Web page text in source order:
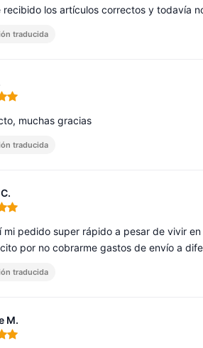
recibido los artículos correctos y todavía
traducida
5
muchas gracias
traducida
5
mi pedido super rápido a pesar de vivir
por no cobrarme gastos de envío a
traducida
M.
5